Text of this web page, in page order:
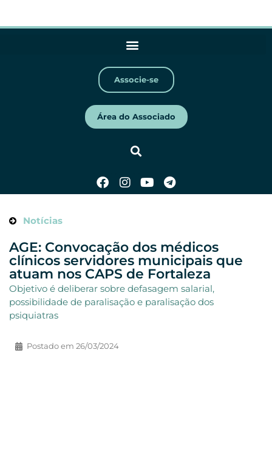
Associe-se
Área do Associado
Notícias
AGE: Convocação dos médicos
clínicos servidores municipais que
atuam nos CAPS de Fortaleza
Objetivo é deliberar sobre defasagem salarial,
possibilidade de paralisação e paralisação dos
psiquiatras
Postado em 26/03/2024